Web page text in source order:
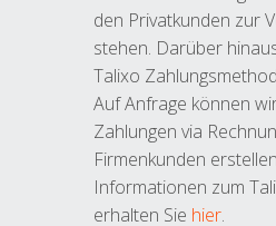
den Privatkunden zur
stehen. Darüber
Talixo
Auf Anfrage können
Zahlungen via
Firmenkunden
Informationen zum
erhalten Sie hier.